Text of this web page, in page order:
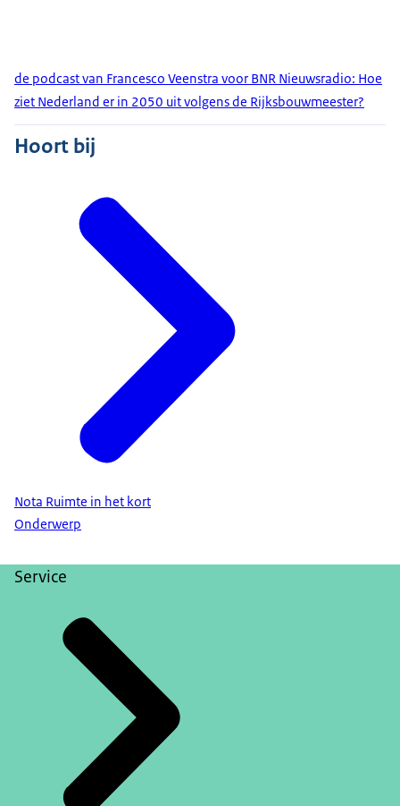
de podcast van Francesco Veenstra voor BNR Nieuwsradio: Hoe
ziet Nederland er in 2050 uit volgens de Rijksbouwmeester?
Hoort bij
Nota Ruimte in het kort
Onderwerp
Service